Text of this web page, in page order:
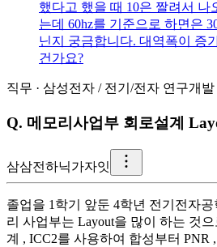
했다고 했을 때 10은 짤려서 나
는데 60hz를 기준으로 하면은
닌지 궁금합니다. 대역폭이 증
건가요?
직무 · 삼성전자 / 전기/전자 연구개발
Q. 메모리사업부 회로설계
삼삼전하닉가자잇
졸업을 1학기 앞둔 4학년 전기전자
리 사업부는 Layout을 많이 하는 것
계 , ICC2를 사용하여 합성부터 PNR